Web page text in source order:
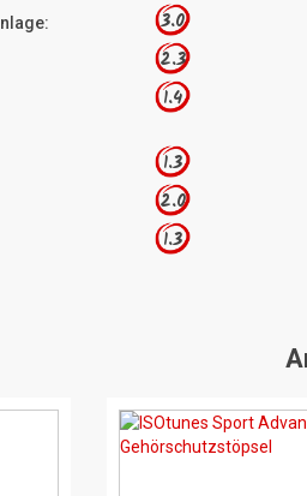
3.0
2.3
1.4
1.3
2.0
1.3